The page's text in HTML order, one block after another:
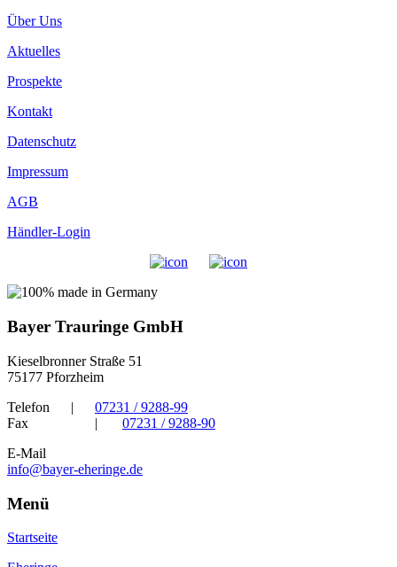
Über Uns
Aktuelles
Prospekte
Kontakt
Datenschutz
Impressum
AGB
Händler-Login
Bayer Trauringe GmbH
Kieselbronner Straße 51
75177 Pforzheim
Telefon
|
07231 / 9288-99
Fax
|
07231 / 9288-90
E-Mail
info@bayer-eheringe.de
Menü
Startseite